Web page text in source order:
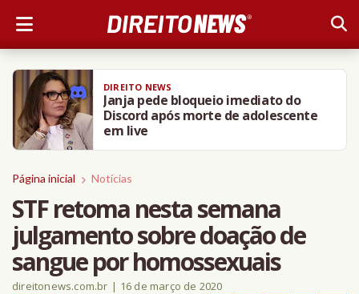
DIREITO NEWS
Janja pede bloqueio imediato do
Discord após morte de adolescente
em live
Página inicial Notícias
STF retoma nesta semana
julgamento sobre doação de
sangue por homossexuais
direitonews.com.br | 16 de março de 2020